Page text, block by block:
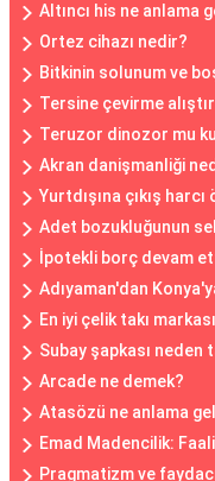
Altıncı his ne anlama
Ortez cihazı nedir?
Bitkinin solunum ve
Tersine çevirme
Teruzor dinozor mu
Akran danişmanliği
Yurtdışına çıkış
Adet bozukluğunun
İpotekli borç devam
Adıyaman'dan
En iyi çelik takı
Subay şapkası neden
Arcade ne demek?
Atasözü ne anlama
Emad Madencilik:
Pragmatizm ve